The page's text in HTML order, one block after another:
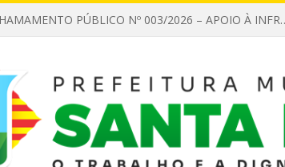
EDITAL DE CHAMAMENTO